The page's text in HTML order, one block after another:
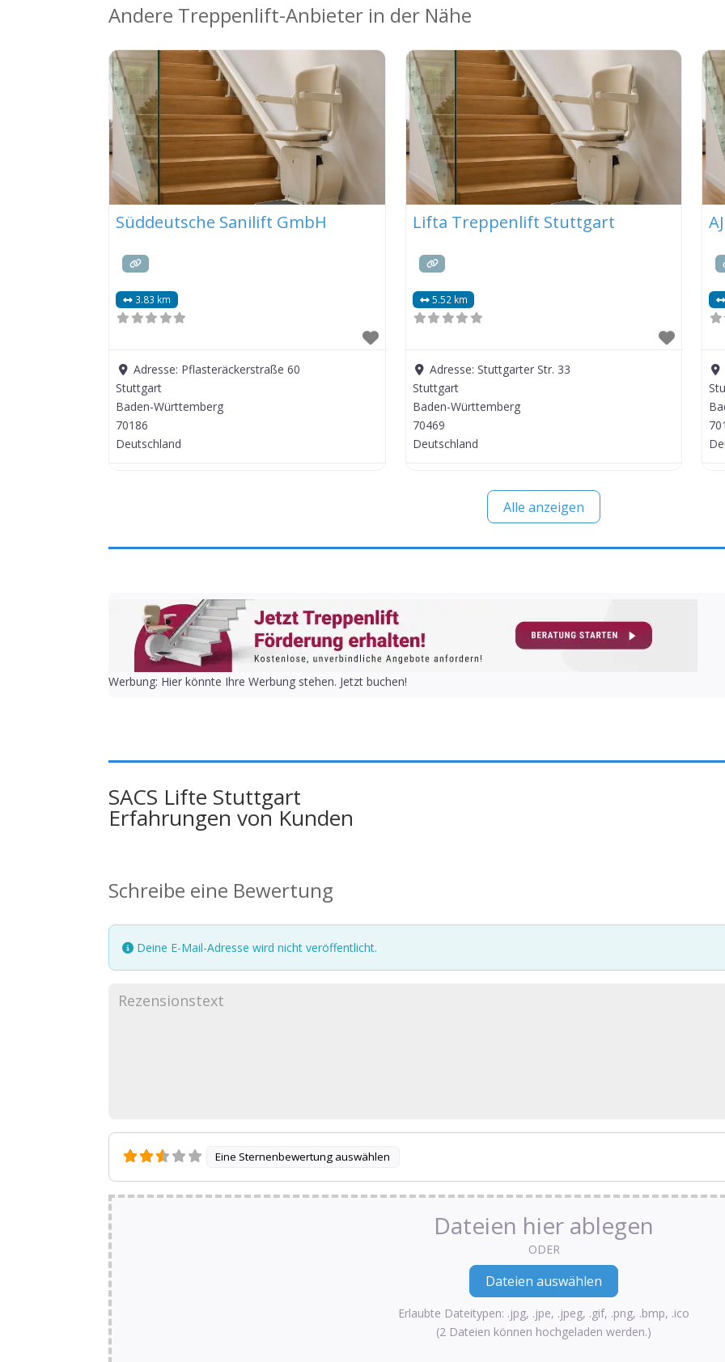
Andere Treppenlift-Anbieter in der Nähe
Süddeutsche Sanilift GmbH
3.83 km
Adresse: Pflasteräckerstraße 60
Stuttgart
Baden-Württemberg
70186
Deutschland
Lifta Treppenlift Stuttgart
5.52 km
Adresse:Stuttgarter Str. 33
Stuttgart
Baden-Württemberg
70469
Deutschland
Alle anzeigen
Werbung: Hier könnte Ihre Werbung stehen. Jetzt buchen!
SACS Lifte Stuttgart
Erfahrungen von Kunden
Schreibe eine Bewertung
Deine E-Mail-Adresse wird nicht veröffentlicht.
Eine Sternenbewertung auswählen
Dateien hier ablegen
ODER
Erlaubte Dateitypen: .jpg, .jpe, .jpeg, .gif, .png, .bmp, .ico
(2 Dateien können hochgeladen werden.)